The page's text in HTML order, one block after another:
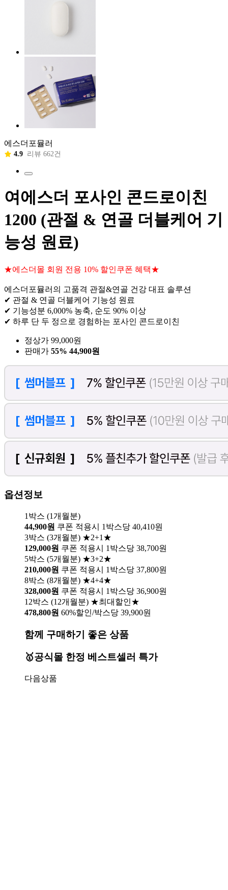
에스더포뮬러
4.9 리뷰 662건
여에스더 포사인 콘드로이친
1200 (관절 & 연골 더블케어 기
능성 원료)
★에스더몰 회원 전용 10% 할인쿠폰 혜택★
에스더포뮬러의 고품격 관절&연골 건강 대표 솔루션
✔ 관절 & 연골 더블케어 기능성 원료
✔ 기능성분 6,000% 농축, 순도 90% 이상
✔ 하루 단 두 정으로 경험하는 포사인 콘드로이친
정상가 99,000원
판매가 55% 44,900원
옵션정보
1박스 (1개월분)
44,900원 쿠폰 적용시 1박스당 40,410원
3박스 (3개월분) ★2+1★
129,000원 쿠폰 적용시 1박스당 38,700원
5박스 (5개월분) ★3+2★
210,000원 쿠폰 적용시 1박스당 37,800원
8박스 (8개월분) ★4+4★
328,000원 쿠폰 적용시 1박스당 36,900원
12박스 (12개월분) ★최대할인★
478,800원 60%할인/박스당 39,900원
함께 구매하기 좋은 상품
🥇공식몰 한정 베스트셀러 특가
다음상품